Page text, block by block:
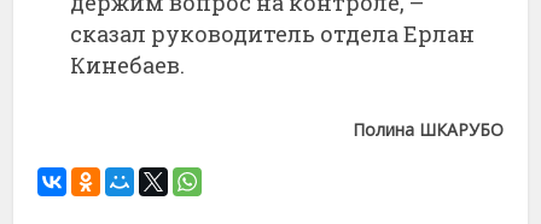
сказал руководитель отдела Ерлан
Кинебаев.
Полина ШКАРУБО